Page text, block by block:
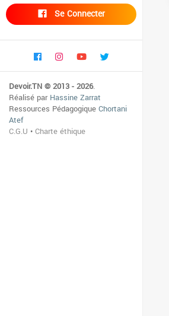
Se Connecter
Devoir.TN © 2013 - 2026.
Réalisé parHassine Zarrat
Ressources PédagogiqueChortani
Atef
C.G.U •Charte éthique